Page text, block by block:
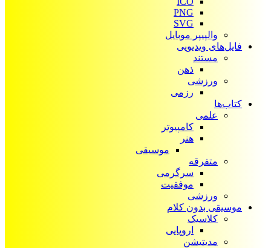
PNG
SVG
والپیپر موبایل
فایل‌های ویدیویی
مستند
ذهن
ورزشی
رزمی
کتاب‌ها
علمی
کامپیوتر
هنر
موسیقی
متفرقه
سرگرمی
موفقیت
ورزشی
موسیقی بدون کلام
کلاسیک
اروپایی
مدیتیشن